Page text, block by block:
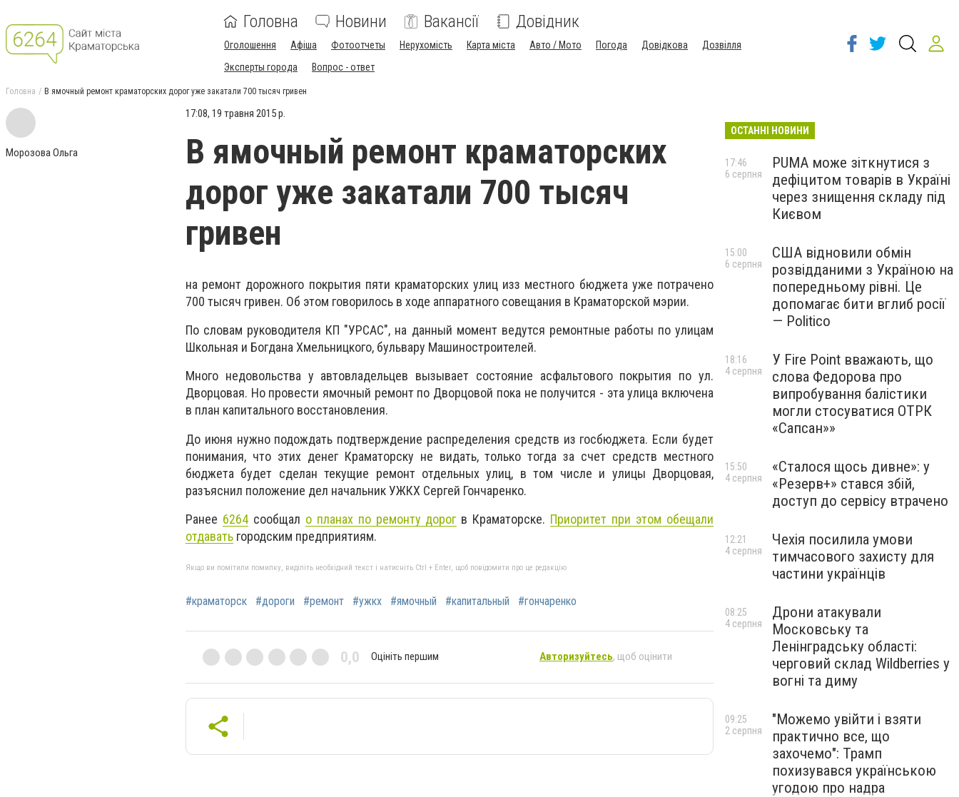
Головна Новини Вакансії Довідник
Оголошення Афіша Фотоотчеты Нерухомість Карта міста Авто / Мото Погода Довідкова
Дозвілля
Эксперты города
Вопрос - ответ
Головна В ямочный ремонт краматорских дорог уже закатали 700 тысяч гривен
Морозова Ольга
17:08, 19 травня 2015 р.
В ямочный ремонт краматорских
дорог уже закатали 700 тысяч
гривен
на ремонт дорожного покрытия пяти краматорских улиц изз местного бюджета уже потрачено
700 тысяч гривен. Об этом говорилось в ходе аппаратного совещания в Краматорской мэрии.
По словам руководителя КП "УРСАС", на данный момент ведутся ремонтные работы по улицам
Школьная и Богдана Хмельницкого, бульвару Машиностроителей.
Много недовольства у автовладельцев вызывает состояние асфальтового покрытия по ул.
Дворцовая. Но провести ямочный ремонт по Дворцовой пока не получится - эта улица включена
в план капитального восстановления.
До июня нужно подождать подтверждение распределения средств из госбюджета. Если будет
понимания, что этих денег Краматорску не видать, только тогда за счет средств местного
бюджета будет сделан текущие ремонт отдельных улиц, в том числе и улицы Дворцовая,
разъяснил положение дел начальник УЖКХ Сергей Гончаренко.
Ранее 6264сообщал о планах по ремонту дорогв Краматорске. Приоритет при этом обещали
отдавать городским предприятиям.
Якщо ви помітили помилку, виділіть необхідний текст і натисніть Ctrl + Enter, щоб повідомити про це редакцію
#краматорск #дороги #ремонт #ужкх #ямочный #капитальный #гончаренко
0,0 Оцініть першим Авторизуйтесь, щоб оцінити
ОСТАННІ НОВИНИ
PUMA може зіткнутися з
дефіцитом товарів в Україні
через знищення складу під
Києвом
17:46
6 серпня
США відновили обмін
розвідданими з Україною на
попередньому рівні. Це
допомагає бити вглиб росії
— Politico
15:00
6 серпня
У Fire Point вважають, що
слова Федорова про
випробування балістики
могли стосуватися ОТРК
«Сапсан»»
18:16
4 серпня
«Сталося щось дивне»: у
«Резерв+» стався збій,
доступ до сервісу втрачено
15:50
4 серпня
Чехія посилила умови
тимчасового захисту для
частини українців
12:21
4 серпня
Дрони атакували
Московську та
Ленінградську області:
черговий склад Wildberries у
вогні та диму
08:25
4 серпня
"Можемо увійти і взяти
практично все, що
захочемо": Трамп
похизувався українською
угодою про надра
09:25
2 серпня